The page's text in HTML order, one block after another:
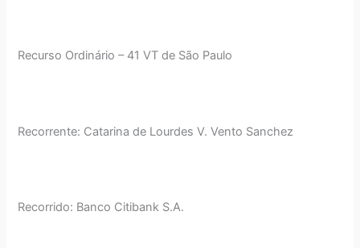
Recurso Ordinário – 41 VT de São Paulo
Recorrente: Catarina de Lourdes V. Vento Sanchez
Recorrido: Banco Citibank S.A.